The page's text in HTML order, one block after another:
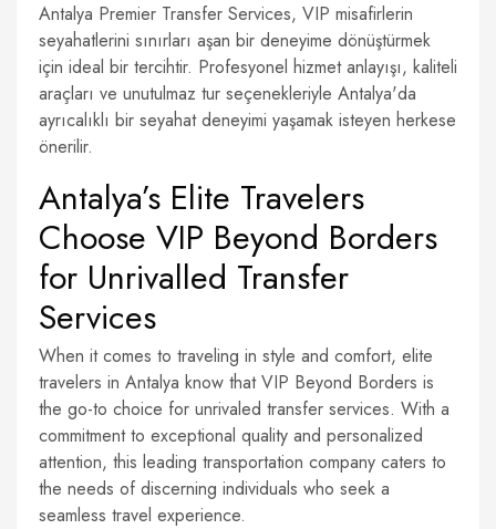
Antalya Premier Transfer Services, VIP misafirlerin
seyahatlerini sınırları aşan bir deneyime dönüştürmek
için ideal bir tercihtir. Profesyonel hizmet anlayışı, kaliteli
araçları ve unutulmaz tur seçenekleriyle Antalya'da
ayrıcalıklı bir seyahat deneyimi yaşamak isteyen herkese
önerilir.
Antalya’s Elite Travelers
Choose VIP Beyond Borders
for Unrivalled Transfer
Services
When it comes to traveling in style and comfort, elite
travelers in Antalya know that VIP Beyond Borders is
the go-to choice for unrivaled transfer services. With a
commitment to exceptional quality and personalized
attention, this leading transportation company caters to
the needs of discerning individuals who seek a
seamless travel experience.